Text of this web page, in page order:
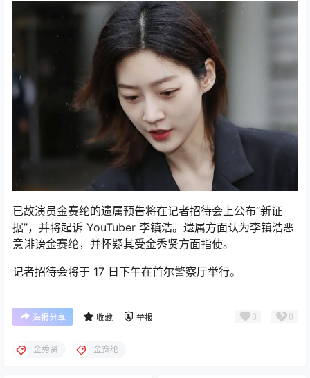
已故演员金赛纶的遗属预告将在记者招待会上公布“新证
据”，并将起诉 YouTuber 李镇浩。遗属方面认为李镇浩恶
意诽谤金赛纶，并怀疑其受金秀贤方面指使。
记者招待会将于 17 日下午在首尔警察厅举行。
海报分享 收藏 举报 0 0
金秀贤 金赛纶